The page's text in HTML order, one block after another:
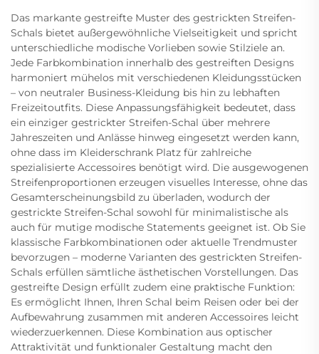
Das markante gestreifte Muster des gestrickten Streifen-
Schals bietet außergewöhnliche Vielseitigkeit und spricht
unterschiedliche modische Vorlieben sowie Stilziele an.
Jede Farbkombination innerhalb des gestreiften Designs
harmoniert mühelos mit verschiedenen Kleidungsstücken
– von neutraler Business-Kleidung bis hin zu lebhaften
Freizeitoutfits. Diese Anpassungsfähigkeit bedeutet, dass
ein einziger gestrickter Streifen-Schal über mehrere
Jahreszeiten und Anlässe hinweg eingesetzt werden kann,
ohne dass im Kleiderschrank Platz für zahlreiche
spezialisierte Accessoires benötigt wird. Die ausgewogenen
Streifenproportionen erzeugen visuelles Interesse, ohne das
Gesamterscheinungsbild zu überladen, wodurch der
gestrickte Streifen-Schal sowohl für minimalistische als
auch für mutige modische Statements geeignet ist. Ob Sie
klassische Farbkombinationen oder aktuelle Trendmuster
bevorzugen – moderne Varianten des gestrickten Streifen-
Schals erfüllen sämtliche ästhetischen Vorstellungen. Das
gestreifte Design erfüllt zudem eine praktische Funktion:
Es ermöglicht Ihnen, Ihren Schal beim Reisen oder bei der
Aufbewahrung zusammen mit anderen Accessoires leicht
wiederzuerkennen. Diese Kombination aus optischer
Attraktivität und funktionaler Gestaltung macht den